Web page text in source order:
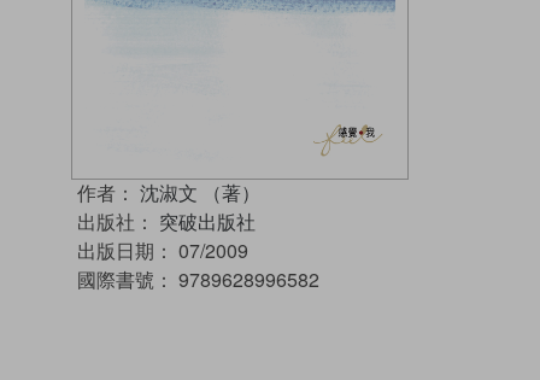
作者： 沈淑文 （著）
出版社： 突破出版社
出版日期： 07/2009
國際書號： 9789628996582